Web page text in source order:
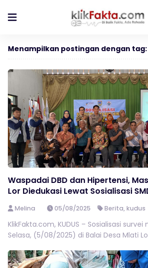
Menampilkan postingan dengan tag:
Waspadai DBD dan Hipertensi,
Lor Diedukasi Lewat Sosialisasi
Melina 05/08/2025 Berita,kudus
KlikFakta.com, KUDUS – Sosialisasi
Selasa, (5/08/2025) di Balai Desa Mlati